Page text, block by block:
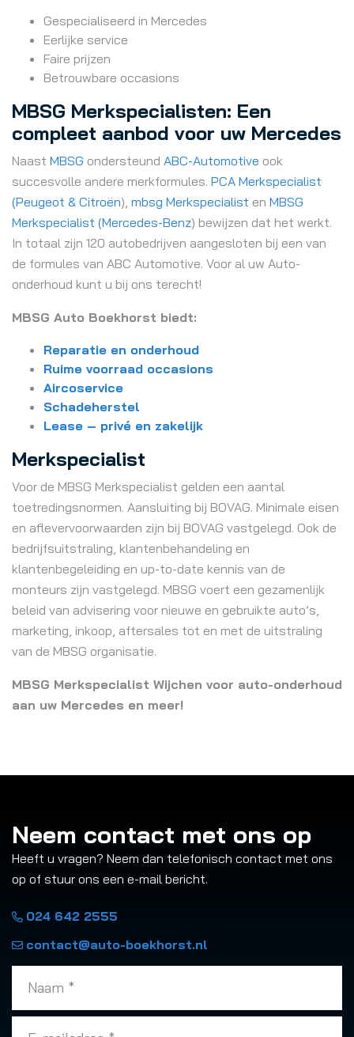
Gespecialiseerd in Mercedes
Eerlijke service
Faire prijzen
Betrouwbare occasions
MBSG Merkspecialisten: Een
compleet aanbod voor uw Mercedes
Naast MBSG ondersteund ABC-Automotive ook
succesvolle andere merkformules. PCA Merkspecialist
(Peugeot & Citroën), mbsg Merkspecialist en MBSG
Merkspecialist (Mercedes-Benz) bewijzen dat het werkt.
In totaal zijn 120 autobedrijven aangesloten bij een van
de formules van ABC Automotive. Voor al uw Auto-
onderhoud kunt u bij ons terecht!
MBSG Auto Boekhorst biedt:
Reparatie en onderhoud
Ruime voorraad occasions
Aircoservice
Schadeherstel
Lease – privé en zakelijk
Merkspecialist
Voor de MBSG Merkspecialist gelden een aantal
toetredingsnormen. Aansluiting bij BOVAG. Minimale eisen
en aflevervoorwaarden zijn bij BOVAG vastgelegd. Ook de
bedrijfsuitstraling, klantenbehandeling en
klantenbegeleiding en up-to-date kennis van de
monteurs zijn vastgelegd. MBSG voert een gezamenlijk
beleid van advisering voor nieuwe en gebruikte auto’s,
marketing, inkoop, aftersales tot en met de uitstraling
van de MBSG organisatie.
MBSG Merkspecialist Wijchen voor auto-onderhoud
aan uw Mercedes en meer!
Neem contact met ons op
Heeft u vragen? Neem dan telefonisch contact met ons
op of stuur ons een e-mail bericht.
024 642 2555
contact@auto-boekhorst.nl